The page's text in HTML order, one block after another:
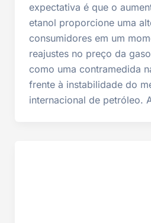
expectativa é que o
etanol proporcione uma
consumidores em um
reajustes no preço da
como uma contramedida
frente à instabilidade do
internacional de petróleo.